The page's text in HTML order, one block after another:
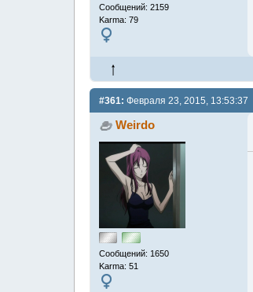
Сообщений: 2159
Karma: 79
#361: Февраля 23, 2015, 13:53:37
Weirdo
Сообщений: 1650
Karma: 51